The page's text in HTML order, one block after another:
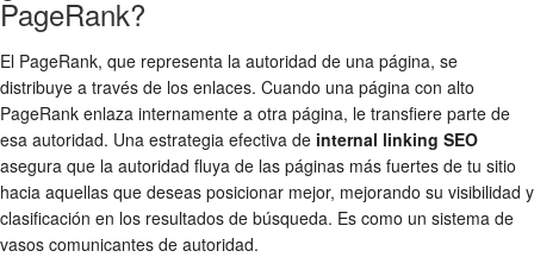
PageRank?
El PageRank, que representa la autoridad de una página, se
distribuye a través de los enlaces. Cuando una página con alto
PageRank enlaza internamente a otra página, le transfiere parte de
esa autoridad. Una estrategia efectiva de internal linking SEO
asegura que la autoridad fluya de las páginas más fuertes de tu sitio
hacia aquellas que deseas posicionar mejor, mejorando su visibilidad y
clasificación en los resultados de búsqueda. Es como un sistema de
vasos comunicantes de autoridad.